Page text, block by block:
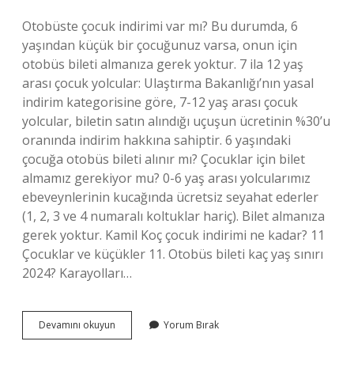
Otobüste çocuk indirimi var mı? Bu durumda, 6
yaşından küçük bir çocuğunuz varsa, onun için
otobüs bileti almanıza gerek yoktur. 7 ila 12 yaş
arası çocuk yolcular: Ulaştırma Bakanlığı’nın yasal
indirim kategorisine göre, 7-12 yaş arası çocuk
yolcular, biletin satın alındığı uçuşun ücretinin %30’u
oranında indirim hakkına sahiptir. 6 yaşındaki
çocuğa otobüs bileti alınır mı? Çocuklar için bilet
almamız gerekiyor mu? 0-6 yaş arası yolcularımız
ebeveynlerinin kucağında ücretsiz seyahat ederler
(1, 2, 3 ve 4 numaralı koltuklar hariç). Bilet almanıza
gerek yoktur. Kamil Koç çocuk indirimi ne kadar? 11
Çocuklar ve küçükler 11. Otobüs bileti kaç yaş sınırı
2024? Karayolları…
Devamını okuyun
Çocuk
Yorum Bırak